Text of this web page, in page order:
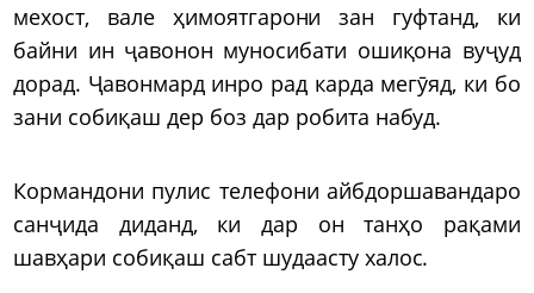
мехост, вале ҳимоятгарони зан гуфтанд, ки
байни ин ҷавонон муносибати ошиқона вуҷуд
дорад. Ҷавонмард инро рад карда мегӯяд, ки бо
зани собиқаш дер боз дар робита набуд.
Кормандони пулис телефони айбдоршавандаро
санҷида диданд, ки дар он танҳо рақами
шавҳари собиқаш сабт шудаасту халос.